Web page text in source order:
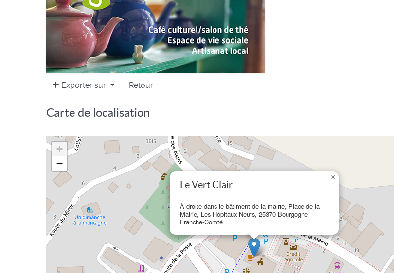
Exporter sur Retour
Carte de localisation
Le Vert Clair
À droite dans le bâtiment de la mairie, Place de la
Mairie, Les Hôpitaux-Neufs, 25370 Bourgogne-
Franche-Comté
×
+
−